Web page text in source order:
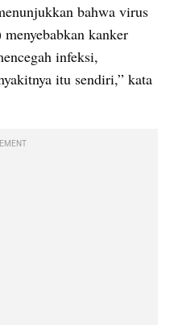
bahwa virus
kanker
infeksi,
itu sendiri,” kata